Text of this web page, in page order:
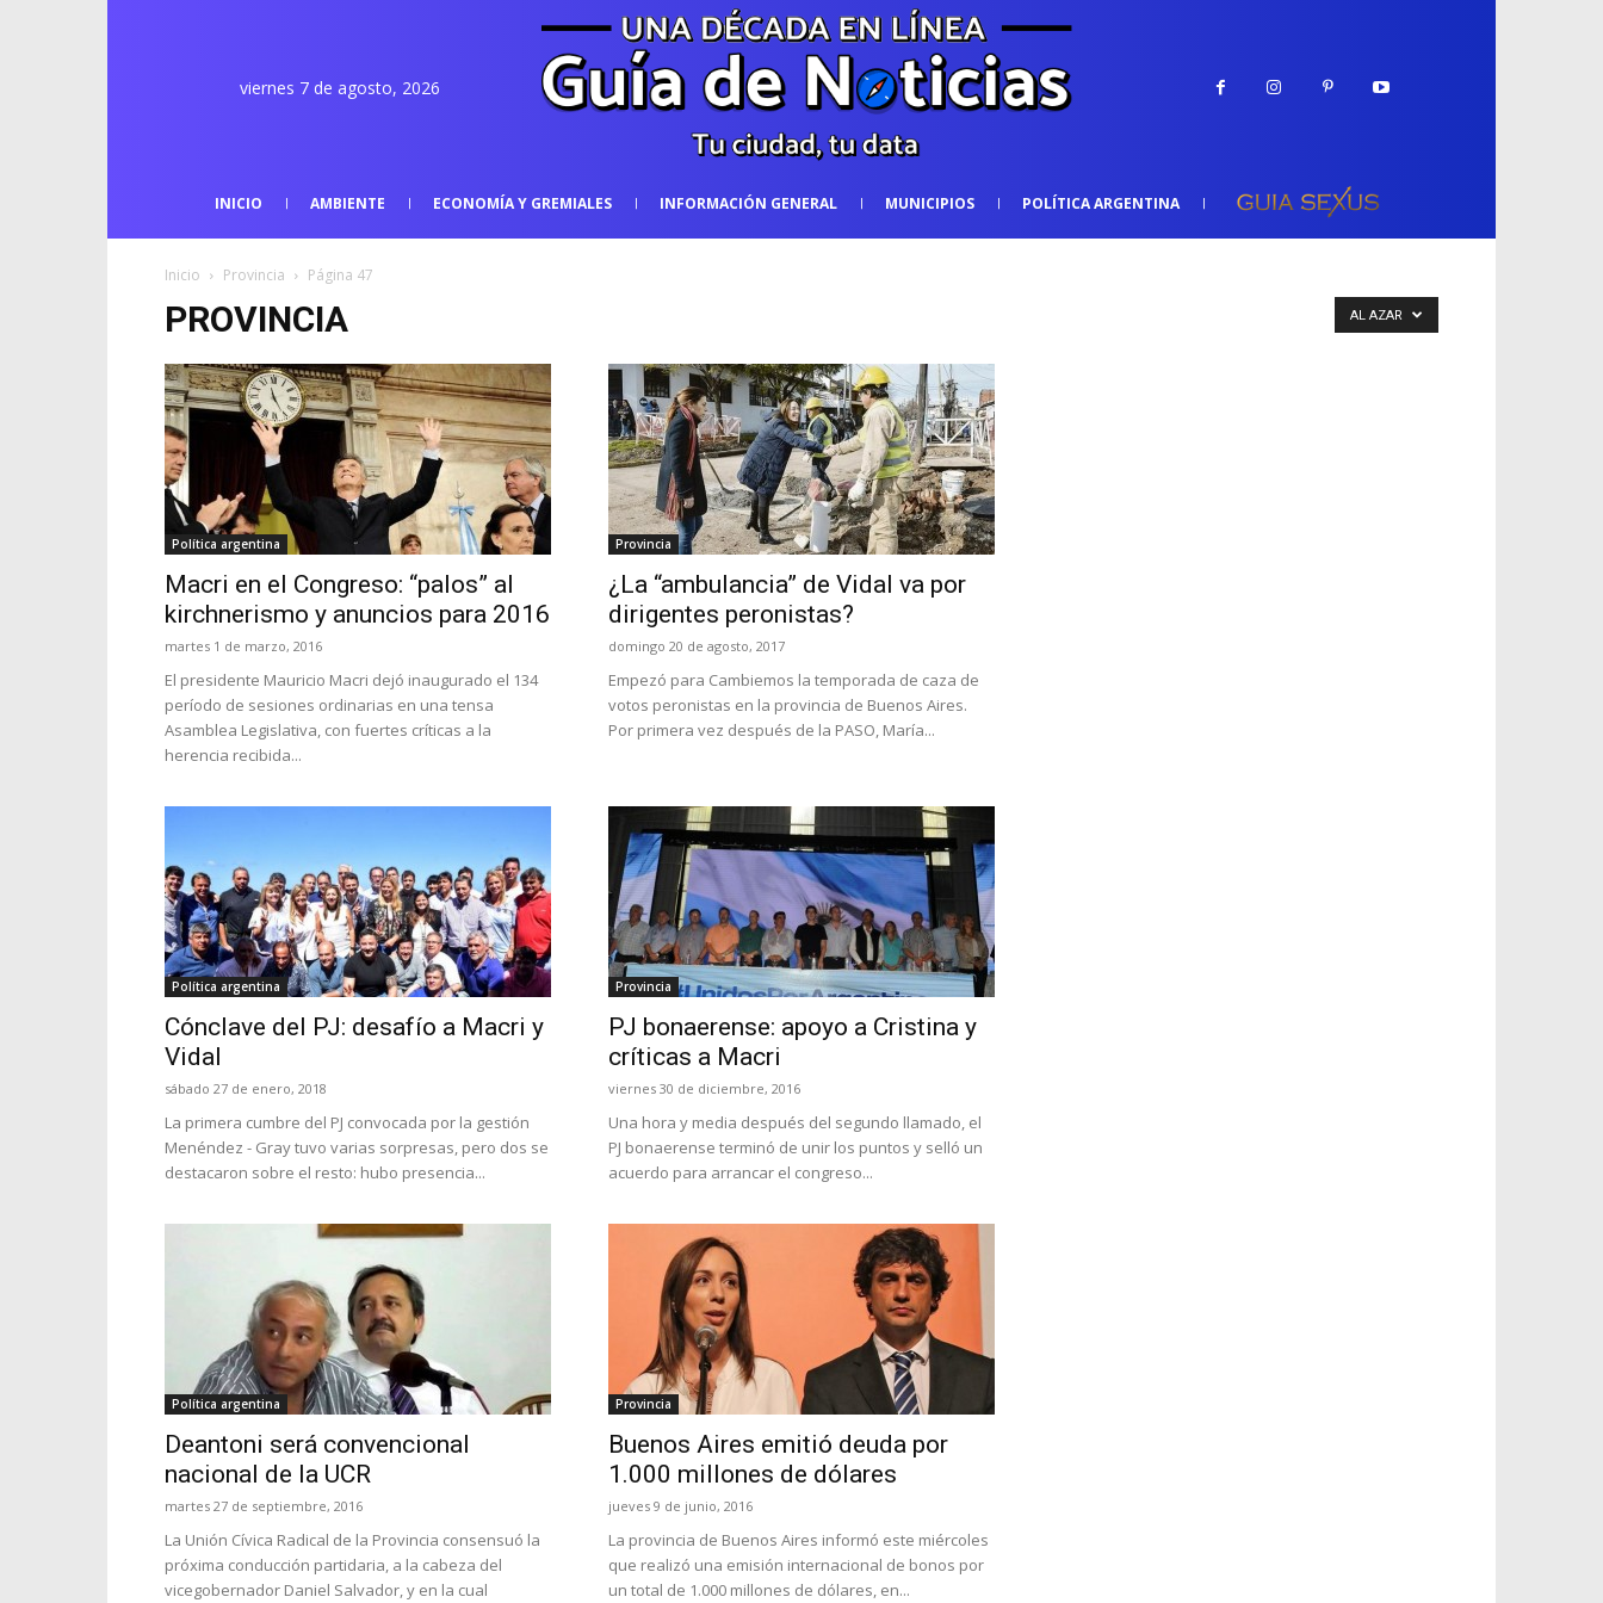
viernes 7 de agosto, 2026
INICIO AMBIENTE ECONOMÍA Y GREMIALES INFORMACIÓN GENERAL MUNICIPIOS POLÍTICA ARGENTINA
Inicio Provincia Página 47
PROVINCIA AL AZAR
Política argentina
Macri en el Congreso: “palos” al
kirchnerismo y anuncios para 2016
martes 1 de marzo, 2016
El presidente Mauricio Macri dejó inaugurado el 134
período de sesiones ordinarias en una tensa
Asamblea Legislativa, con fuertes críticas a la
herencia recibida...
Provincia
¿La “ambulancia” de Vidal va por
dirigentes peronistas?
domingo 20 de agosto, 2017
Empezó para Cambiemos la temporada de caza de
votos peronistas en la provincia de Buenos Aires.
Por primera vez después de la PASO, María...
Política argentina
Cónclave del PJ: desafío a Macri y
Vidal
sábado 27 de enero, 2018
La primera cumbre del PJ convocada por la gestión
Menéndez - Gray tuvo varias sorpresas, pero dos se
destacaron sobre el resto: hubo presencia...
Provincia
PJ bonaerense: apoyo a Cristina y
críticas a Macri
viernes 30 de diciembre, 2016
Una hora y media después del segundo llamado, el
PJ bonaerense terminó de unir los puntos y selló un
acuerdo para arrancar el congreso...
Política argentina
Deantoni será convencional
nacional de la UCR
martes 27 de septiembre, 2016
La Unión Cívica Radical de la Provincia consensuó la
próxima conducción partidaria, a la cabeza del
vicegobernador Daniel Salvador, y en la cual
Provincia
Buenos Aires emitió deuda por
1.000 millones de dólares
jueves 9 de junio, 2016
La provincia de Buenos Aires informó este miércoles
que realizó una emisión internacional de bonos por
un total de 1.000 millones de dólares, en...